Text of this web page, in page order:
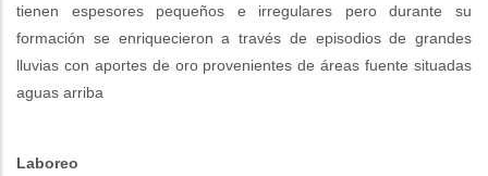
tienen espesores pequeños e irregulares pero durante su
formación se enriquecieron a través de episodios de grandes
lluvias con aportes de oro provenientes de áreas fuente situadas
aguas arriba
Laboreo